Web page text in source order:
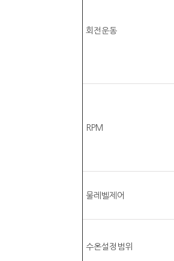
회전운동
RPM
물레벨제어
수온설정범위